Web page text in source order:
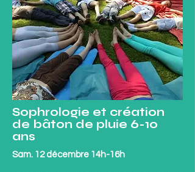
Sophrologie et création
de bâton de pluie 6-10
ans
Sam. 12 décembre 14h-16h